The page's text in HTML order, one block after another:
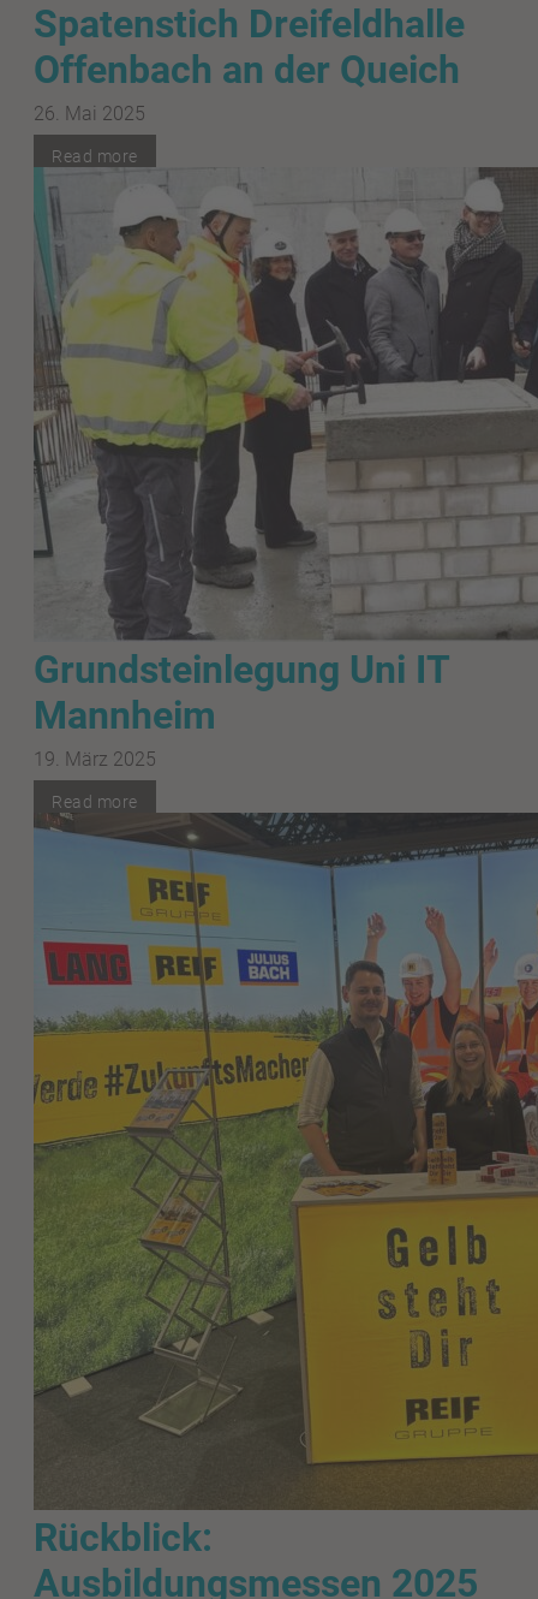
Spatenstich Dreifeldhalle
Offenbach an der Queich
26. Mai 2025
Read more
Grundsteinlegung Uni IT
Mannheim
19. März 2025
Read more
Rückblick:
Ausbildungsmessen 2025